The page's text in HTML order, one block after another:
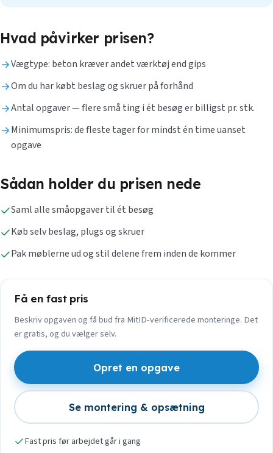
Hvad påvirker prisen?
Vægtype: beton kræver andet værktøj end gips
Om du har købt beslag og skruer på forhånd
Antal opgaver — flere små ting i ét besøg er billigst pr. stk.
Minimumspris: de fleste tager for mindst én time uanset
opgave
Sådan holder du prisen nede
Saml alle småopgaver til ét besøg
Køb selv beslag, plugs og skruer
Pak møblerne ud og stil delene frem inden de kommer
Få en fast pris
Beskriv opgaven og få bud fra MitID-verificerede monteringe. Det
er gratis, og du vælger selv.
Opret en opgave
Se montering & opsætning
Fast pris før arbejdet går i gang